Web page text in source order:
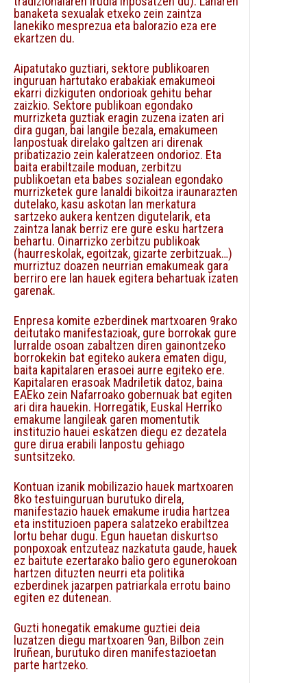
banaketa sexualak etxeko zein zaintza
lanekiko mesprezua eta balorazio eza ere
ekartzen du.
Aipatutako guztiari, sektore publikoaren
inguruan hartutako erabakiak emakumeoi
ekarri dizkiguten ondorioak gehitu behar
zaizkio. Sektore publikoan egondako
murrizketa guztiak eragin zuzena izaten ari
dira gugan, bai langile bezala, emakumeen
lanpostuak direlako galtzen ari direnak
pribatizazio zein kaleratzeen ondorioz. Eta
baita erabiltzaile moduan, zerbitzu
publikoetan eta babes sozialean egondako
murrizketek gure lanaldi bikoitza iraunarazten
dutelako, kasu askotan lan merkatura
sartzeko aukera kentzen digutelarik, eta
zaintza lanak berriz ere gure esku hartzera
behartu. Oinarrizko zerbitzu publikoak
(haurreskolak, egoitzak, gizarte zerbitzuak…)
murriztuz doazen neurrian emakumeak gara
berriro ere lan hauek egitera behartuak izaten
garenak.
Enpresa komite ezberdinek martxoaren 9rako
deitutako manifestazioak, gure borrokak gure
lurralde osoan zabaltzen diren gainontzeko
borrokekin bat egiteko aukera ematen digu,
baita kapitalaren erasoei aurre egiteko ere.
Kapitalaren erasoak Madriletik datoz, baina
EAEko zein Nafarroako gobernuak bat egiten
ari dira hauekin. Horregatik, Euskal Herriko
emakume langileak garen momentutik
instituzio hauei eskatzen diegu ez dezatela
gure dirua erabili lanpostu gehiago
suntsitzeko.
Kontuan izanik mobilizazio hauek martxoaren
8ko testuinguruan burutuko direla,
manifestazio hauek emakume irudia hartzea
eta instituzioen papera salatzeko erabiltzea
lortu behar dugu. Egun hauetan diskurtso
ponpoxoak entzuteaz nazkatuta gaude, hauek
ez baitute ezertarako balio gero egunerokoan
hartzen dituzten neurri eta politika
ezberdinek jazarpen patriarkala errotu baino
egiten ez dutenean.
Guzti honegatik emakume guztiei deia
luzatzen diegu martxoaren 9an, Bilbon zein
Iruñean, burutuko diren manifestazioetan
parte hartzeko.